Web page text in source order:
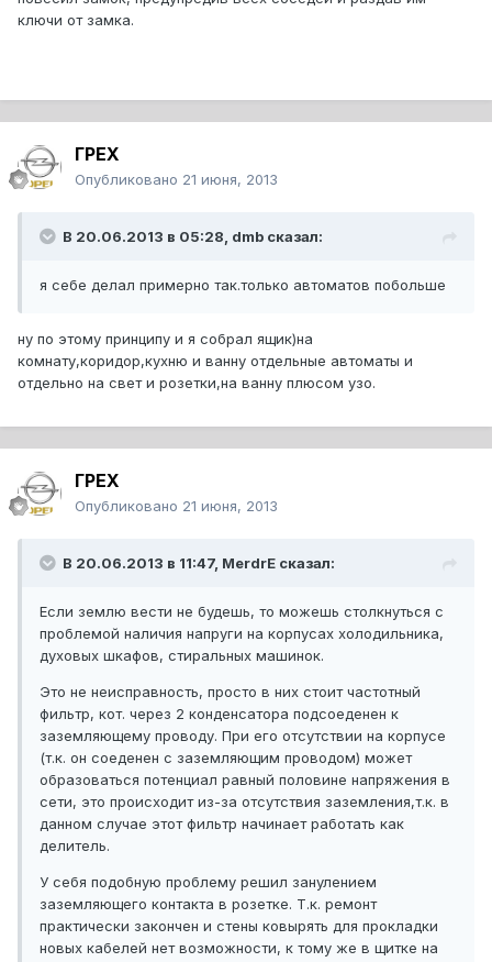
ключи от замка.
ГРЕХ
Опубликовано 21 июня, 2013
В 20.06.2013 в 05:28, dmb сказал:
я себе делал примерно так.только автоматов побольше
ну по этому принципу и я собрал ящик)на
комнату,коридор,кухню и ванну отдельные автоматы и
отдельно на свет и розетки,на ванну плюсом узо.
ГРЕХ
Опубликовано 21 июня, 2013
В 20.06.2013 в 11:47, MerdrE сказал:
Если землю вести не будешь, то можешь столкнуться с
проблемой наличия напруги на корпусах холодильника,
духовых шкафов, стиральных машинок.
Это не неисправность, просто в них стоит частотный
фильтр, кот. через 2 конденсатора подсоеденен к
заземляющему проводу. При его отсутствии на корпусе
(т.к. он соеденен с заземляющим проводом) может
образоваться потенциал равный половине напряжения в
сети, это происходит из-за отсутствия заземления,т.к. в
данном случае этот фильтр начинает работать как
делитель.
У себя подобную проблему решил занулением
заземляющего контакта в розетке. Т.к. ремонт
практически закончен и стены ковырять для прокладки
новых кабелей нет возможности, к тому же в щитке на